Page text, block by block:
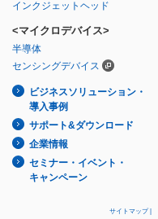
インクジェットヘッド
<マイクロデバイス>
半導体
センシングデバイス
ビジネスソリューション・
導入事例
サポート&ダウンロード
企業情報
セミナー・イベント・
キャンペーン
サイトマップ